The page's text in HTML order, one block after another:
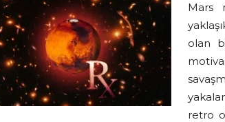
Mars
olan
retro